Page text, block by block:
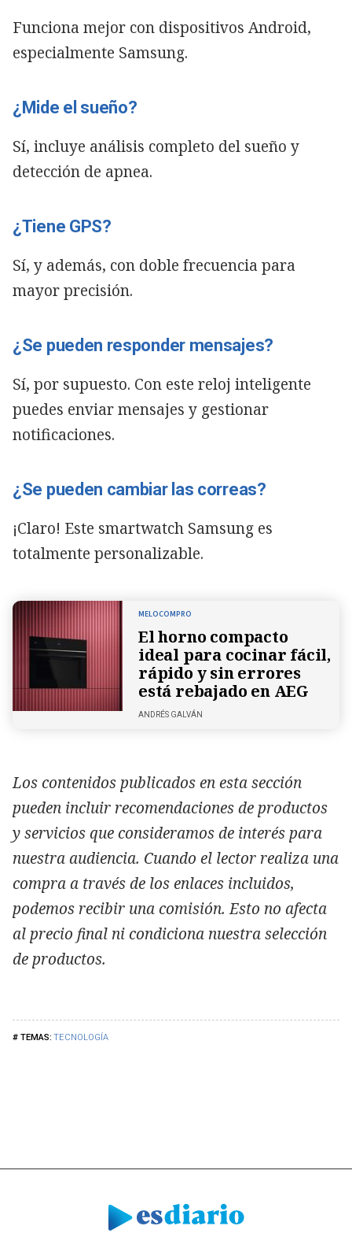
TECNOLOGÍA
Funciona mejor con dispositivos Android,
especialmente Samsung.
¿Mide el sueño?
Sí, incluye análisis completo del sueño y
detección de apnea.
¿Tiene GPS?
Sí, y además, con doble frecuencia para
mayor precisión.
¿Se pueden responder mensajes?
Sí, por supuesto. Con este reloj inteligente
puedes enviar mensajes y gestionar
notificaciones.
¿Se pueden cambiar las correas?
¡Claro! Este smartwatch Samsung es
totalmente personalizable.
MELOCOMPRO
El horno compacto
ideal para cocinar fácil,
rápido y sin errores
está rebajado en AEG
ANDRÉS GALVÁN
Los contenidos publicados en esta sección
pueden incluir recomendaciones de productos
y servicios que consideramos de interés para
nuestra audiencia. Cuando el lector realiza una
compra a través de los enlaces incluidos,
podemos recibir una comisión. Esto no afecta
al precio final ni condiciona nuestra selección
de productos.